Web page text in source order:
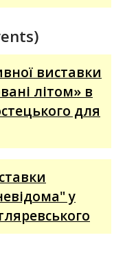
виставки
літом» в
для
у